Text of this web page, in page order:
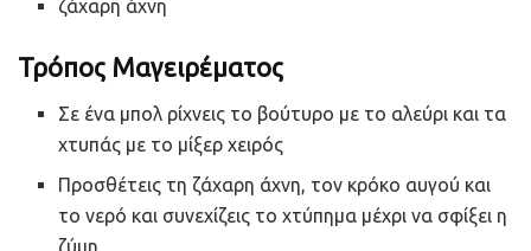
ζάχαρη άχνη
Τρόπος Μαγειρέματος
Σε ένα μπολ ρίχνεις το βούτυρο με το αλεύρι και τα
χτυπάς με το μίξερ χειρός
Προσθέτεις τη ζάχαρη άχνη, τον κρόκο αυγού και
το νερό και συνεχίζεις το χτύπημα μέχρι να σφίξει η
ζύμη